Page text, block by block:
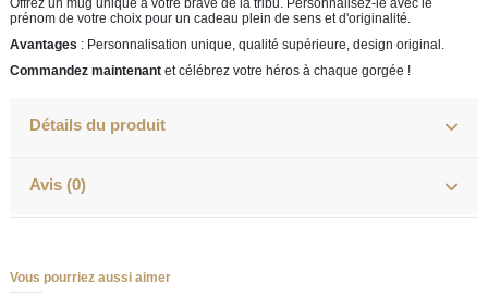
Offrez un mug unique à votre brave de la tribu. Personnalisez-le avec le
prénom de votre choix pour un cadeau plein de sens et d'originalité.
Avantages : Personnalisation unique, qualité supérieure, design original.
Commandez maintenant et célébrez votre héros à chaque gorgée !
Détails du produit
Avis (0)
Vous pourriez aussi aimer